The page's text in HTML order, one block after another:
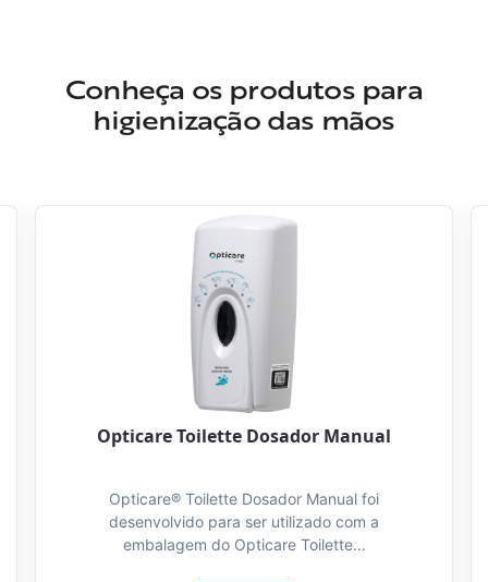
Conheça os produtos para
higienização das mãos
Opticare Toilette Dosador Manual
Opticare® Toilette Dosador Manual foi
desenvolvido para ser utilizado com a
embalagem do Opticare Toilette…